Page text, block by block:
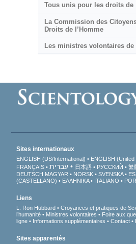
Tous unis pour les droits de
La Commission des
Droits de l’Homme
Les ministres volontaires
Sites internationaux
ENGLISH (US/International) ENGLISH (United
FRANÇAIS
עברית 日本語 РУССКИЙ 繁
DEUTSCH MAGYAR NORSK SVENSKA
(CASTELLANO)
ΕΛΛΗΝΙΚA ITALIANO
Liens
L. Ron Hubbard Croyances et pratiques de
l’humanité
Ministres volontaires Foire aux
ligne
Informations supplémentaires Contact
Sites apparentés